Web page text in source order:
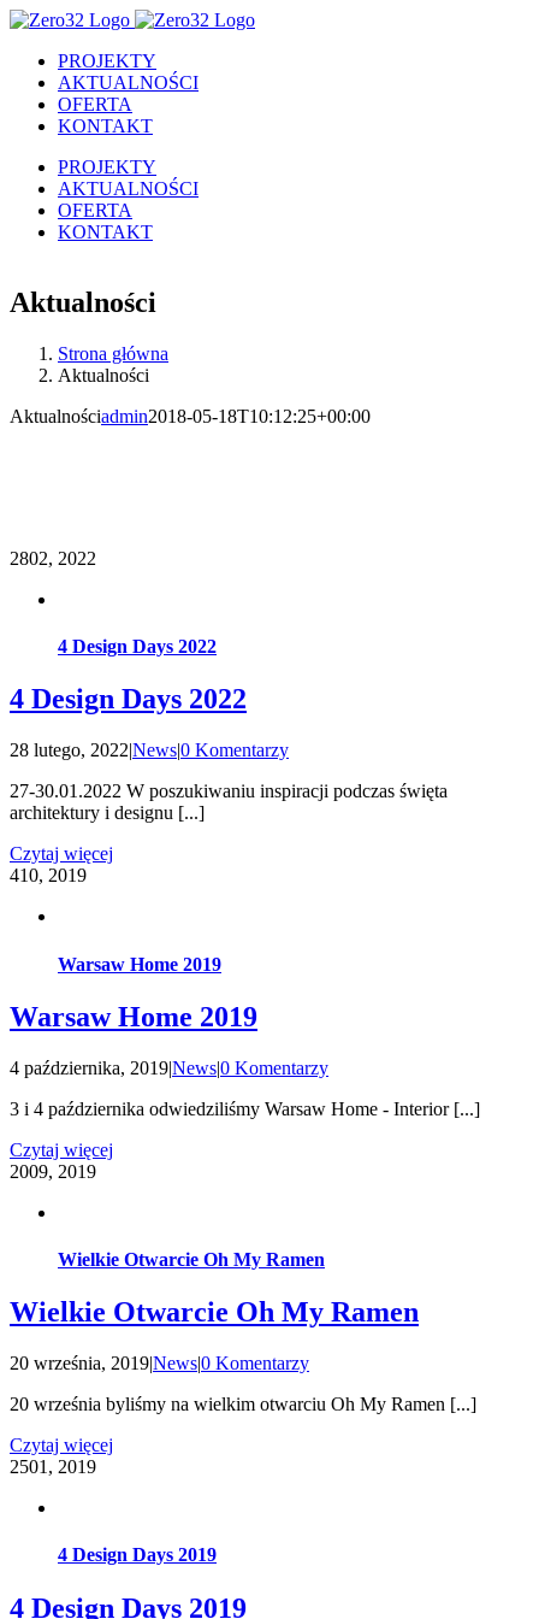
Skip
contentPROJEKTY
AKTUALNOŚCI
OFERTA
KONTAKT
PROJEKTY
AKTUALNOŚCI
OFERTA
KONTAKT
Aktualności
Strona główna
Aktualności
Aktualnościadmin2018-05-18T10:12:25+00:00
2802, 2022
4 Design Days 2022
4 Design Days 2022
28 lutego, 2022|News|0 Komentarzy
27-30.01.2022 W poszukiwaniu inspiracji podczas święta
architektury i designu [...]
Czytaj więcej
410, 2019
Warsaw Home 2019
Warsaw Home 2019
4 października, 2019|News|0 Komentarzy
3 i 4 października odwiedziliśmy Warsaw Home - Interior [...]
Czytaj więcej
2009, 2019
Wielkie Otwarcie Oh My Ramen
Wielkie Otwarcie Oh My Ramen
20 września, 2019|News|0 Komentarzy
20 września byliśmy na wielkim otwarciu Oh My Ramen [...]
Czytaj więcej
2501, 2019
4 Design Days 2019
4 Design Days 2019